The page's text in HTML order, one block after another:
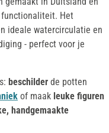
Het
ideale watercirculatie en
- perfect voor je
beschilder de potten
of maak leuke figuren
handgemaakte